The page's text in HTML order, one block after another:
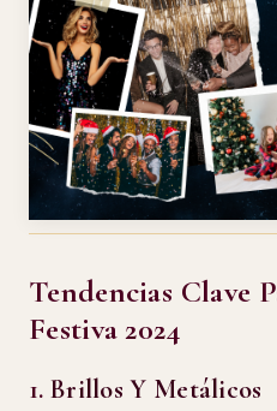
Tendencias Clave
Festiva 2024
1. Brillos Y Metálicos